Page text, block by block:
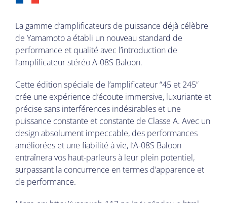
La gamme d’amplificateurs de puissance déjà célèbre
de Yamamoto a établi un nouveau standard de
performance et qualité avec l’introduction de
l’amplificateur stéréo A-08S Baloon.
Cette édition spéciale de l’amplificateur “45 et 245”
crée une expérience d’écoute immersive, luxuriante et
précise sans interférences indésirables et une
puissance constante et constante de Classe A. Avec un
design absolument impeccable, des performances
améliorées et une fiabilité à vie, l’A-08S Baloon
entraînera vos haut-parleurs à leur plein potentiel,
surpassant la concurrence en termes d’apparence et
de performance.